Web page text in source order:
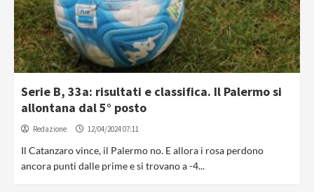
Serie B, 33a: risultati e classifica. Il Palermo si
allontana dal 5° posto
Redazione 12/04/2024 07:11
Il Catanzaro vince, il Palermo no. E allora i rosa perdono
ancora punti dalle prime e si trovano a -4...